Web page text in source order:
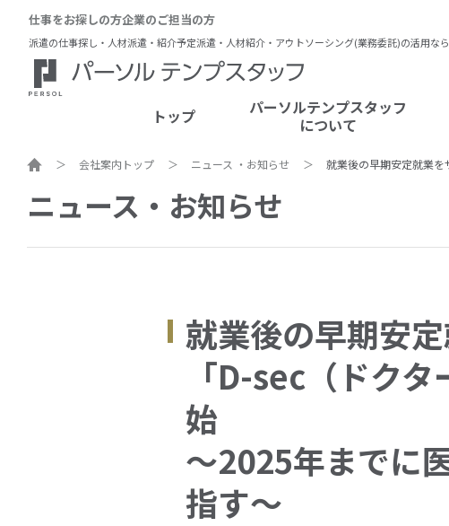
仕事をお探しの方企業のご担当の方
派遣の仕事探し・人材派遣・紹介予定派遣・人材紹介・アウトソーシング(業務委託)の活用な
トップ
パーソルテンプスタッフ
について
ホーム 会社案内トップ ニュース ・お知らせ 就業後の早期安定就業
ニュース・お知らせ
就業後の早期安
「D-sec（ドク
始
～2025年までに
指す～